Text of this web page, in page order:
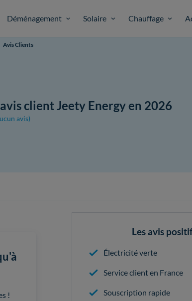
Déménagement Solaire Chauffage
Avis Clients
client Jeety Energy en 2026
avis)
!
Les avis
Électricité verte
Service client en France
Souscription rapide